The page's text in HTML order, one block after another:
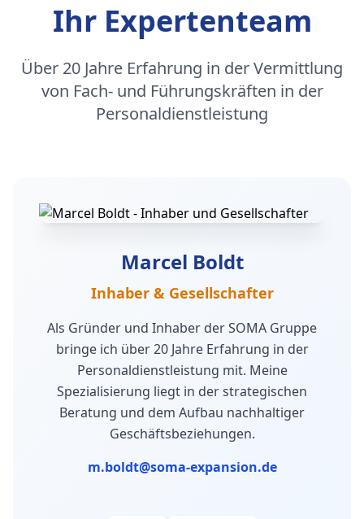
Ihr Expertenteam
Über 20 Jahre Erfahrung in der Vermittlung
von Fach- und Führungskräften in der
Personaldienstleistung
Marcel Boldt
Inhaber & Gesellschafter
Als Gründer und Inhaber der SOMA Gruppe
bringe ich über 20 Jahre Erfahrung in der
Personaldienstleistung mit. Meine
Spezialisierung liegt in der strategischen
Beratung und dem Aufbau nachhaltiger
Geschäftsbeziehungen.
m.boldt@soma-expansion.de